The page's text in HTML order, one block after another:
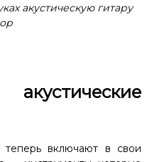
акустическую гитару
включают в свои